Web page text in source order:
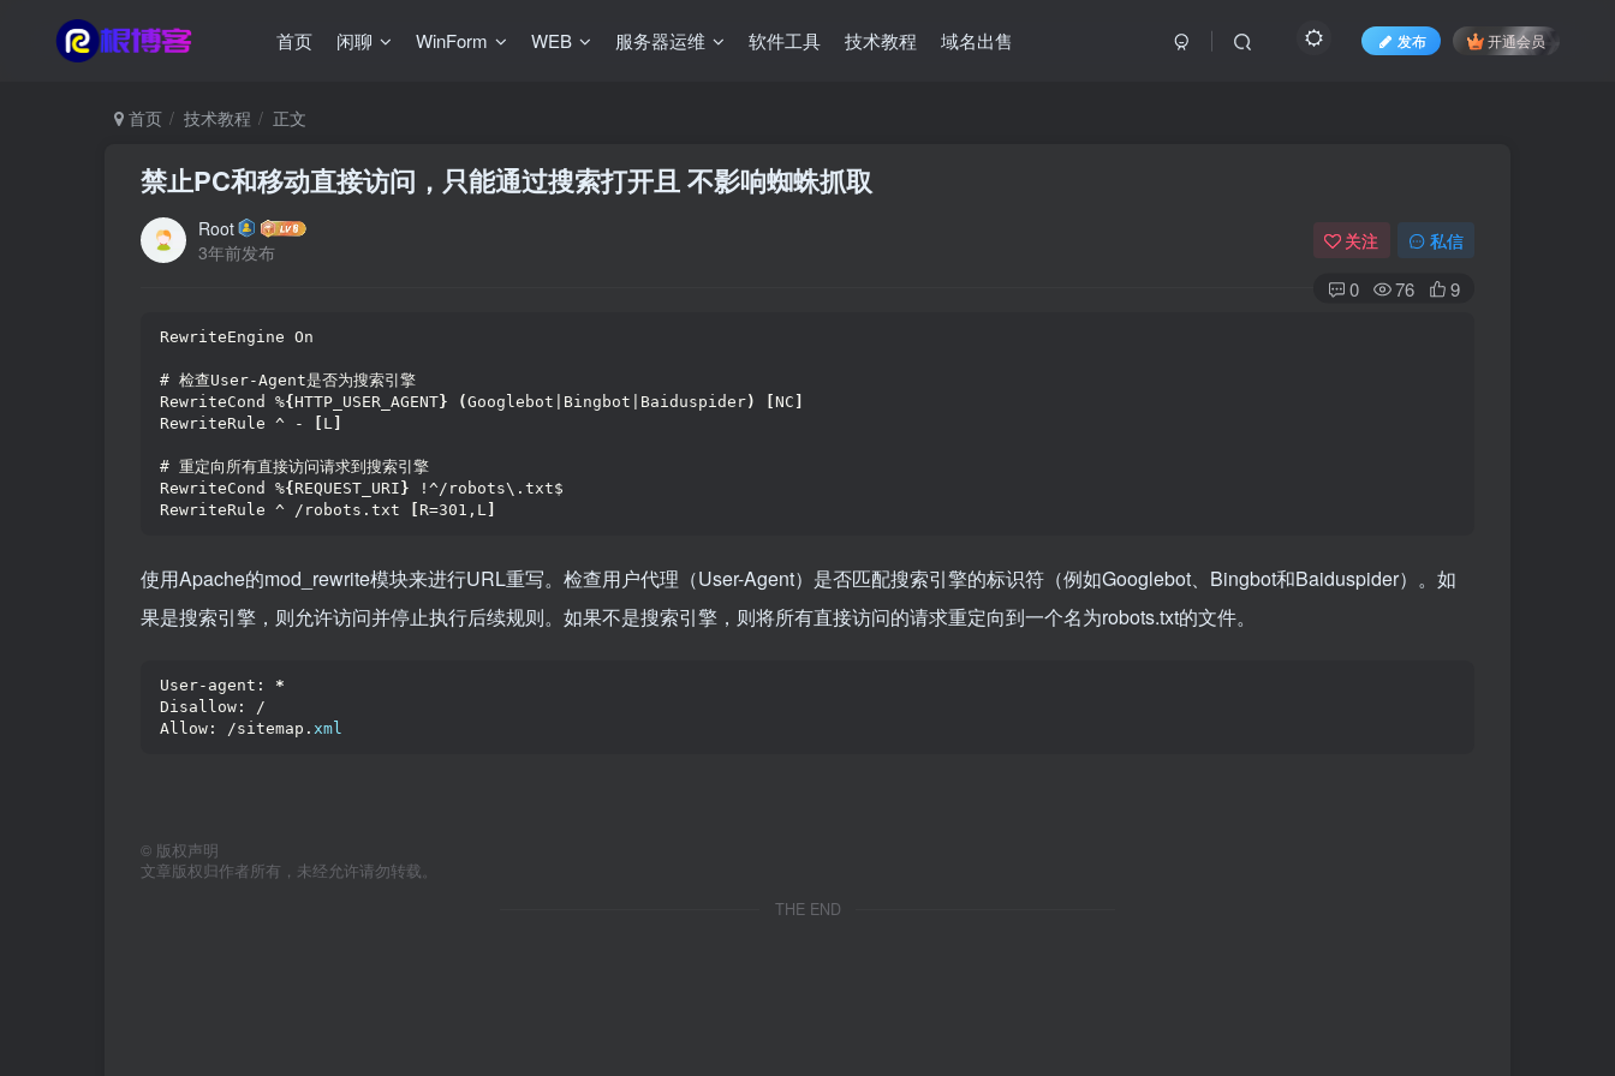
首页 闲聊 WinForm WEB 服务器运维 软件工具 技术教程 域名出售 发布 开通会员
首页 技术教程 正文
禁止PC和移动直接访问，只能通过搜索打开且 不影响蜘蛛抓取
Root
3年前发布
关注 私信
0 76 9
RewriteEngine On
# 检查User-Agent是否为搜索引擎
RewriteCond %{ HTTP_USER_AGENT} (Googlebot|Bingbot|Baiduspider) NC
RewriteRule ^ -
L
# 重定向所有直接访问请求到搜索引擎
RewriteCond %{ REQUEST_URI } !^/robots\.txt$
RewriteRule ^ /robots.txt
R=301,L
使用Apache的mod_rewrite模块来进行URL重写。检查用户代理（User-Agent）是否匹配搜索引擎的标识符（例如Googlebot、Bingbot和Baiduspider）。如
果是搜索引擎，则允许访问并停止执行后续规则。如果不是搜索引擎，则将所有直接访问的请求重定向到一个名为robots.txt的文件。
User-agent: *
Disallow: /
Allow: /sitemap. xml
© 版权声明
文章版权归作者所有，未经允许请勿转载。
THE END